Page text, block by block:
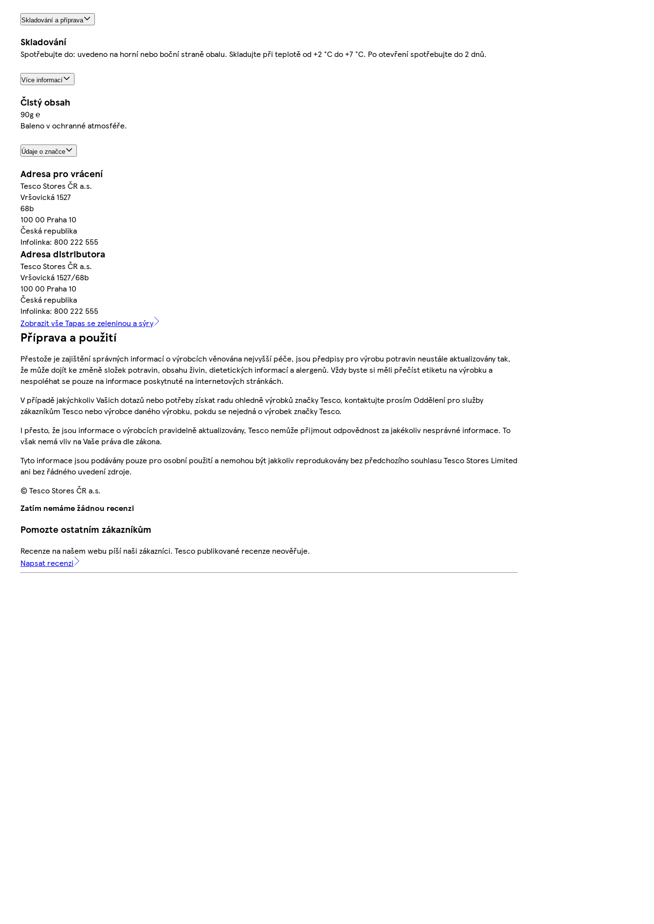
Skladování a příprava
Skladování
Spotřebujte do: uvedeno na horní nebo boční straně obalu. Skladujte při teplotě od +2 °C do +7 °C. Po otevření spotřebujte do 2 dnů.
Více informací
Čistý obsah
90g ℮
Baleno v ochranné atmosféře.
Údaje o značce
Adresa pro vrácení
Tesco Stores ČR a.s.
Vršovická 1527
68b
100 00 Praha 10
Česká republika
Infolinka: 800 222 555
Adresa distributora
Tesco Stores ČR a.s.
Vršovická 1527/68b
100 00 Praha 10
Česká republika
Infolinka: 800 222 555
Zobrazit vše Tapas se zeleninou a sýry
Příprava a použití
Přestože je zajištění správných informací o výrobcích věnována nejvyšší péče, jsou předpisy pro výrobu potravin neustále aktualizovány tak,
že může dojít ke změně složek potravin, obsahu živin, dietetických informací a alergenů. Vždy byste si měli přečíst etiketu na výrobku a
nespoléhat se pouze na informace poskytnuté na internetových stránkách.
V případě jakýchkoliv Vašich dotazů nebo potřeby získat radu ohledně výrobků značky Tesco, kontaktujte prosím Oddělení pro služby
zákazníkům Tesco nebo výrobce daného výrobku, pokdu se nejedná o výrobek značky Tesco.
I přesto, že jsou informace o výrobcích pravidelně aktualizovány, Tesco nemůže přijmout odpovědnost za jakékoliv nesprávné informace. To
však nemá vliv na Vaše práva dle zákona.
Tyto informace jsou podávány pouze pro osobní použití a nemohou být jakkoliv reprodukovány bez předchozího souhlasu Tesco Stores Limited
ani bez řádného uvedení zdroje.
© Tesco Stores ČR a.s.
Zatím nemáme žádnou recenzi
Pomozte ostatním zákazníkům
Recenze na našem webu píší naši zákazníci. Tesco publikované recenze neověřuje.
Napsat recenzi